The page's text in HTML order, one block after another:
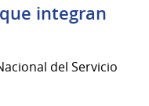
integran
del Servicio